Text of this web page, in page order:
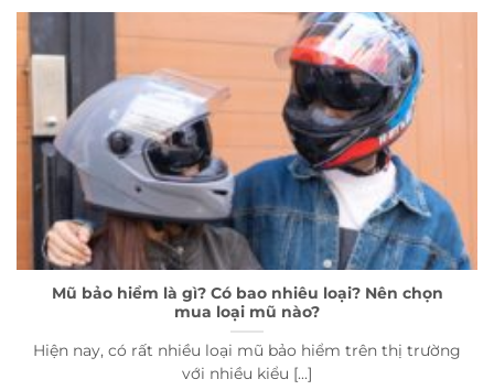
Mũ bảo hiểm là gì? Có bao nhiêu loại? Nên chọn
mua loại mũ nào?
Hiện nay, có rất nhiều loại mũ bảo hiểm trên thị trường
với nhiều kiểu [...]